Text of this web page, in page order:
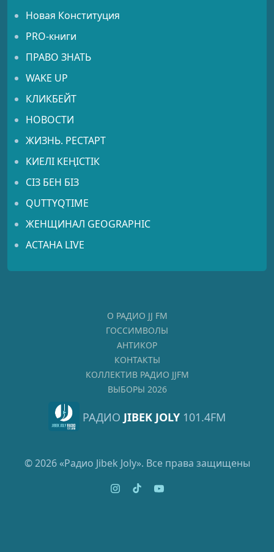
Новая Конституция
PRO-книги
ПРАВО ЗНАТЬ
WAKE UP
КЛИКБЕЙТ
НОВОСТИ
ЖИЗНЬ. РЕСТАРТ
КИЕЛІ КЕҢІСТІК
СІЗ БЕН БІЗ
QUTTYQTIME
ЖЕНЩИНАЛ GEOGRAPHIC
АСТАНА LIVE
О РАДИО JJ FM
ГОССИМВОЛЫ
АНТИКОР
КОНТАКТЫ
КОЛЛЕКТИВ РАДИО JJFM
ВЫБОРЫ 2026
РАДИО JIBEK JOLY 101.4FM
© 2026 «Радио Jibek Joly». Все права защищены